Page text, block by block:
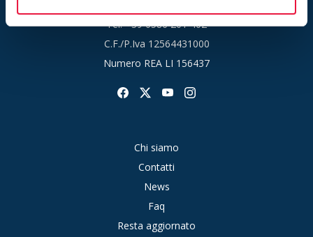
Tel.+39 0586 201 402
C.F./P.Iva 12564431000
Numero REA LI 156437
Chi siamo
Contatti
News
Faq
Resta aggiornato